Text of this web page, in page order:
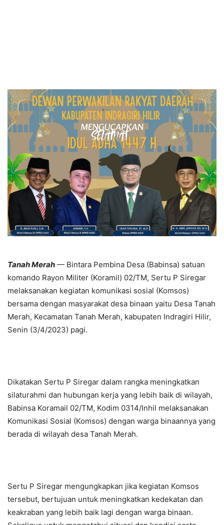
Tanah Merah — Bintara Pembina Desa (Babinsa) satuan
komando Rayon Militer (Koramil) 02/TM, Sertu P Siregar
melaksanakan kegiatan komunikasi sosial (Komsos)
bersama dengan masyarakat desa binaan yaitu Desa Tanah
Merah, Kecamatan Tanah Merah, kabupaten Indragiri Hilir,
Senin (3/4/2023) pagi.
Dikatakan Sertu P Siregar dalam rangka meningkatkan
silaturahmi dan hubungan kerja yang lebih baik di wilayah,
Babinsa Koramail 02/TM, Kodim 0314/Inhil melaksanakan
Komunikasi Sosial (Komsos) dengan warga binaannya yang
berada di wilayah desa Tanah Merah.
Sertu P Siregar mengungkapkan jika kegiatan Komsos
tersebut, bertujuan untuk meningkatkan kedekatan dan
keakraban yang lebih baik lagi dengan warga binaan.